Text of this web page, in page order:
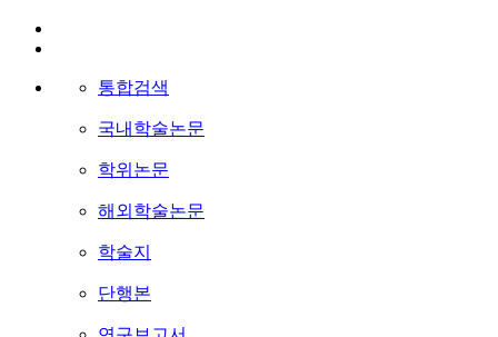
통합검색
국내학술논문
학위논문
해외학술논문
학술지
단행본